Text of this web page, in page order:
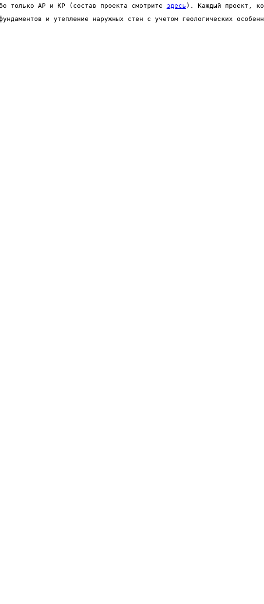
только АР и КР (состав проекта смотрите здесь ). Каждый проект,
и утепление наружных стен с учетом геологических